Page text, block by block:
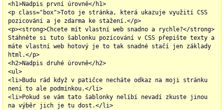
<h1>Nadpis první úrovně</h1>
<p class="box">Toto je stránka, která ukazuje využití CSS
pozicování a je zdarma ke stažení.</p>
<p><strong>Chcete mít vlastní web snadno a rychle?</strong>
Stáhněte si tuto šablonku pozícování v CSS přepište texty a
máte vlastní web hotový je to tak snadné stačí jen základy
html.</p>
<h2>Nadpis druhé úrovně</h2>
<ul>
<li>Budu rád když v patičce necháte odkaz na moji stránku
není to ale podmínkou.</li>
<li>Pokud se vám tato šablonky nelíbí nevadí zkuste jinou
na výběr jich je tu dost.</li>